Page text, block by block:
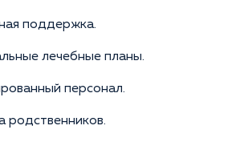
поддержка.
лечебные планы.
персонал.
родственников.